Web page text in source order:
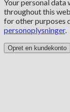
Your personal data
throughout this
for other purposes
personoplysninger.
Opret en kundekonto